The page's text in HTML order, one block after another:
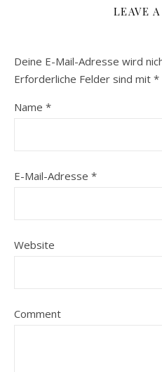
LEAVE
Deine E-Mail-Adresse wird
Erforderliche Felder sind mit *
Name *
E-Mail-Adresse *
Website
Comment